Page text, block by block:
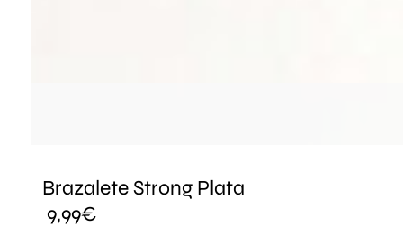
Brazalete Strong Plata
9,99€